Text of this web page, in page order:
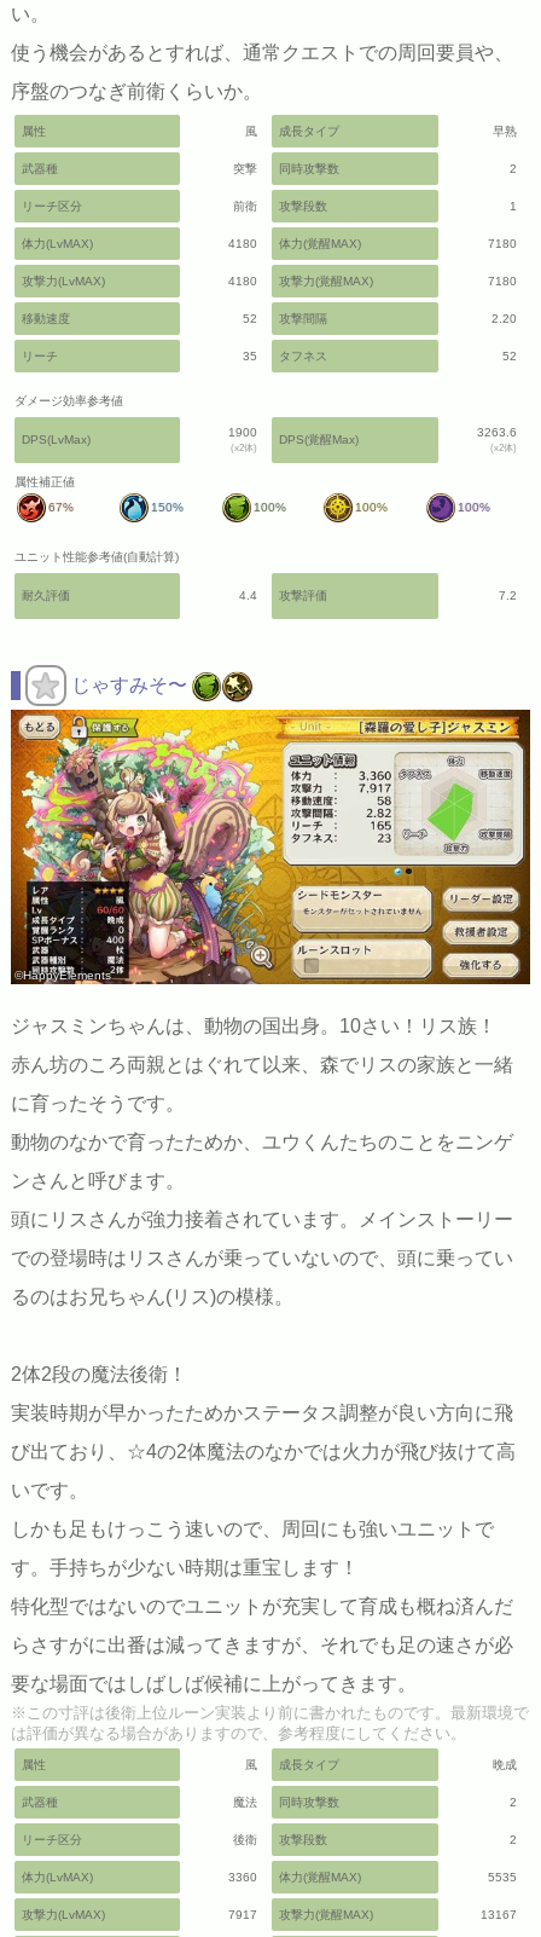
い。
使う機会があるとすれば、通常クエストでの周回要員や、
序盤のつなぎ前衛くらいか。
属性 風 成長タイプ 早熟
武器種 突撃 同時攻撃数 2
リーチ区分 前衛 攻撃段数 1
体力(LvMAX) 4180 体力(覚醒MAX) 7180
攻撃力(LvMAX) 4180 攻撃力(覚醒MAX) 7180
移動速度 52 攻撃間隔 2.20
リーチ 35 タフネス 52
ダメージ効率参考値
DPS(LvMax)
1900
(x2体)
DPS(覚醒Max)
3263.6
(x2体)
属性補正値
67%
150% 100% 100% 100%
ユニット性能参考値(自動計算)
耐久評価 4.4 攻撃評価 7.2
じゃすみそ〜
©HappyElements
ジャスミンちゃんは、動物の国出身。10さい！リス族！
赤ん坊のころ両親とはぐれて以来、森でリスの家族と一緒
に育ったそうです。
動物のなかで育ったためか、ユウくんたちのことをニンゲ
ンさんと呼びます。
頭にリスさんが強力接着されています。メインストーリー
での登場時はリスさんが乗っていないので、頭に乗ってい
るのはお兄ちゃん(リス)の模様。
2体2段の魔法後衛！
実装時期が早かったためかステータス調整が良い方向に飛
び出ており、☆4の2体魔法のなかでは火力が飛び抜けて高
いです。
しかも足もけっこう速いので、周回にも強いユニットで
す。手持ちが少ない時期は重宝します！
特化型ではないのでユニットが充実して育成も概ね済んだ
らさすがに出番は減ってきますが、それでも足の速さが必
要な場面ではしばしば候補に上がってきます。
※この寸評は後衛上位ルーン実装より前に書かれたものです。最新環境で
は評価が異なる場合がありますので、参考程度にしてください。
属性 風 成長タイプ 晩成
武器種 魔法 同時攻撃数 2
リーチ区分 後衛 攻撃段数 2
体力(LvMAX) 3360 体力(覚醒MAX) 5535
攻撃力(LvMAX) 7917 攻撃力(覚醒MAX) 13167